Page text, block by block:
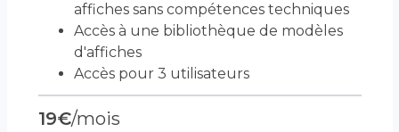
affiches sans compétences techniques
Accès à une bibliothèque de modèles
d'affiches
Accès pour 3 utilisateurs
19€/mois